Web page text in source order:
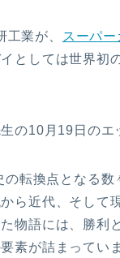
業が、 スーパー
としては世界初
の10月19日のエ
転換点となる数
ら近代、そして
物語には、勝利
素が詰まってい